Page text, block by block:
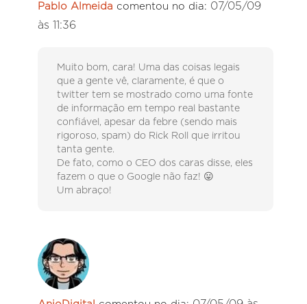
Pablo Almeida comentou no dia: 07/05/09
às 11:36
Muito bom, cara! Uma das coisas legais
que a gente vê, claramente, é que o
twitter tem se mostrado como uma fonte
de informação em tempo real bastante
confiável, apesar da febre (sendo mais
rigoroso, spam) do Rick Roll que irritou
tanta gente.
De fato, como o CEO dos caras disse, eles
fazem o que o Google não faz! 😛
Um abraço!